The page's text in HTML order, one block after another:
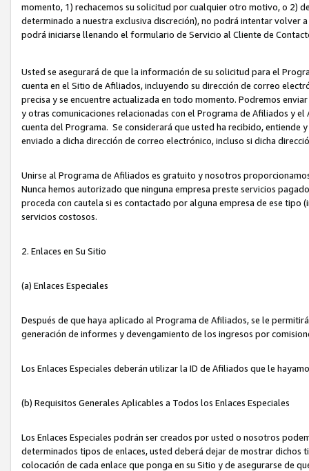
momento, 1) rechacemos su solicitud por cualquier otro motivo, o 2)
determinado a nuestra exclusiva discreción), no podrá intentar volver
podrá iniciarse llenando el formulario de Servicio al Cliente de
Usted se asegurará de que la información de su solicitud para el
cuenta en el Sitio de Afiliados, incluyendo su dirección de correo
precisa y se encuentre actualizada en todo momento. Podremos
y otras comunicaciones relacionadas con el Programa de Afiliados y
cuenta del Programa. Se considerará que usted ha recibido, entiende
enviado a dicha dirección de correo electrónico, incluso si dicha
Unirse al Programa de Afiliados es gratuito y nosotros
Nunca hemos autorizado que ninguna empresa preste servicios
proceda con cautela si es contactado por alguna empresa de ese
servicios costosos.
2. Enlaces en Su Sitio
(a) Enlaces Especiales
Después de que haya aplicado al Programa de Afiliados, se le
generación de informes y devengamiento de los ingresos por
Los Enlaces Especiales deberán utilizar la ID de Afiliados que le
(b) Requisitos Generales Aplicables a Todos los Enlaces Especiales
Los Enlaces Especiales podrán ser creados por usted o nosotros
determinados tipos de enlaces, usted deberá dejar de mostrar dichos
colocación de cada enlace que ponga en su Sitio y de asegurarse de